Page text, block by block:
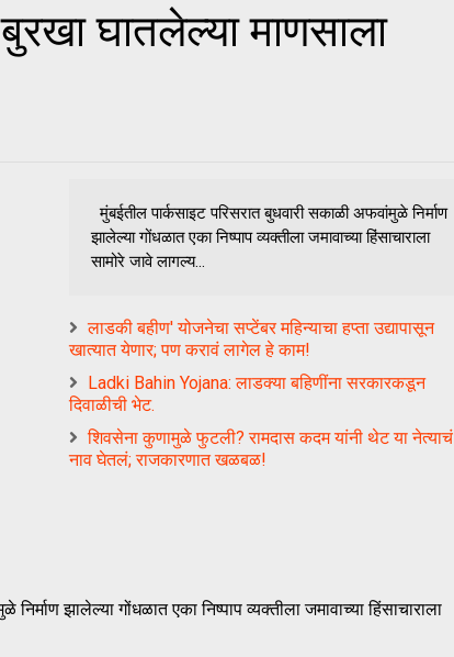
घातलेल्या माणसाला
मुंबईतील पार्कसाइट परिसरात बुधवारी सकाळी अफवांमुळे निर्माण
झालेल्या गोंधळात एका निष्पाप व्यक्तीला जमावाच्या हिंसाचाराला
सामोरे जावे लागल्य...
लाडकी बहीण' योजनेचा सप्टेंबर महिन्याचा हप्ता उद्यापासून
खात्यात येणार; पण करावं लागेल हे काम!
Ladki Bahin Yojana: लाडक्या बहिणींना सरकारकडून
दिवाळीची भेट.
शिवसेना कुणामुळे फुटली? रामदास कदम यांनी थेट या नेत्याचं
नाव घेतलं; राजकारणात खळबळ!
झालेल्या गोंधळात एका निष्पाप व्यक्तीला जमावाच्या हिंसाचाराला